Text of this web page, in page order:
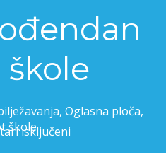
škole
, Oglasna ploča,
školeisključeni